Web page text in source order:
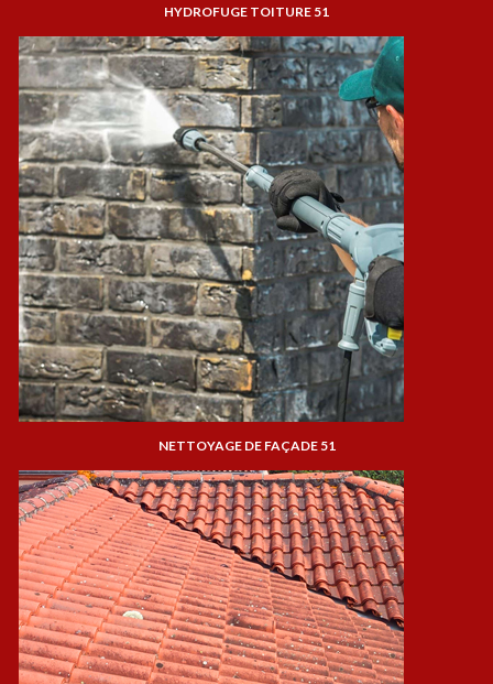
HYDROFUGE TOITURE 51
NETTOYAGE DE FAÇADE 51